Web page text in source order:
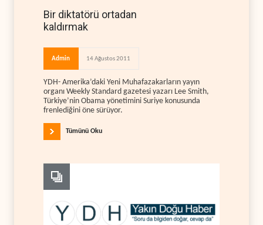
Bir diktatörü ortadan
kaldırmak
Admin 14 Ağustos 2011
YDH- Amerika’daki Yeni Muhafazakarların yayın
organı Weekly Standard gazetesi yazarı Lee Smith,
Türkiye’nin Obama yönetimini Suriye konusunda
frenlediğini öne sürüyor.
Tümünü Oku